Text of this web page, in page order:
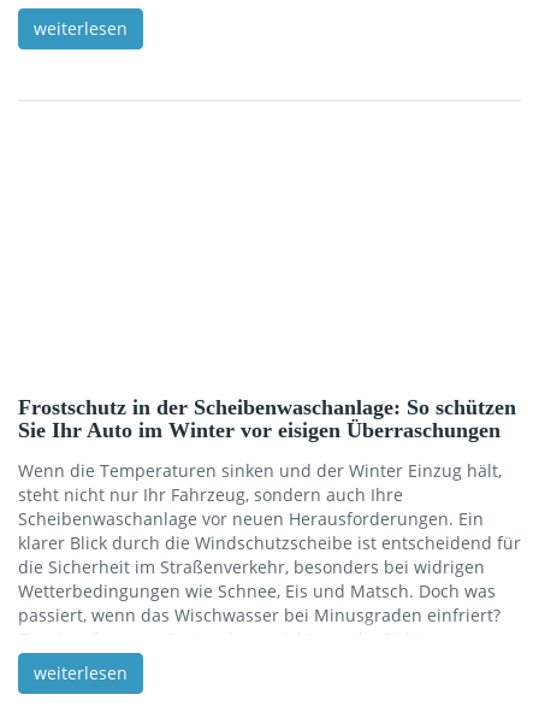
Herausforderungen wie unvollständiger Verbrennung und
verstopften Filtern zu kämpfen hat. In diesem Artikel
weiterlesen
Frostschutz in der Scheibenwaschanlage: So schützen
Sie Ihr Auto im Winter vor eisigen Überraschungen
Wenn die Temperaturen sinken und der Winter Einzug hält,
steht nicht nur Ihr Fahrzeug, sondern auch Ihre
Scheibenwaschanlage vor neuen Herausforderungen. Ein
klarer Blick durch die Windschutzscheibe ist entscheidend für
die Sicherheit im Straßenverkehr, besonders bei widrigen
Wetterbedingungen wie Schnee, Eis und Matsch. Doch was
passiert, wenn das Wischwasser bei Minusgraden einfriert?
Ein eingefrorenes System kann nicht nur die Sicht
beeinträchtigen, sondern auch Schäden an der Anlage
verursachen. Hier kommt der Frostschutz ins Spiel.
weiterlesen